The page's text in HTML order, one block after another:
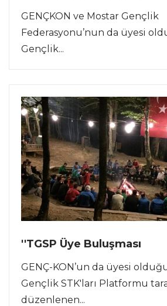
GENÇKON ve Mostar Gençlik
Federasyonu’nun da üyesi
Gençlik...
''TGSP Üye Buluşması
GENÇ-KON’un da üyesi
Gençlik STK'ları Platformu
düzenlenen...